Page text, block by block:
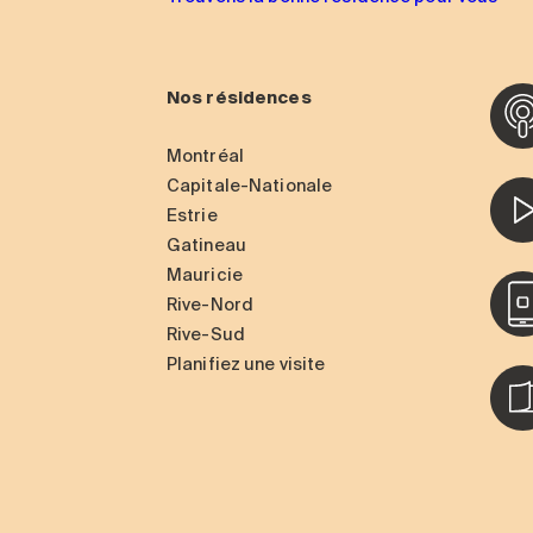
Nos résidences
Montréal
Capitale-Nationale
Estrie
Gatineau
Mauricie
Rive-Nord
Rive-Sud
Planifiez une visite